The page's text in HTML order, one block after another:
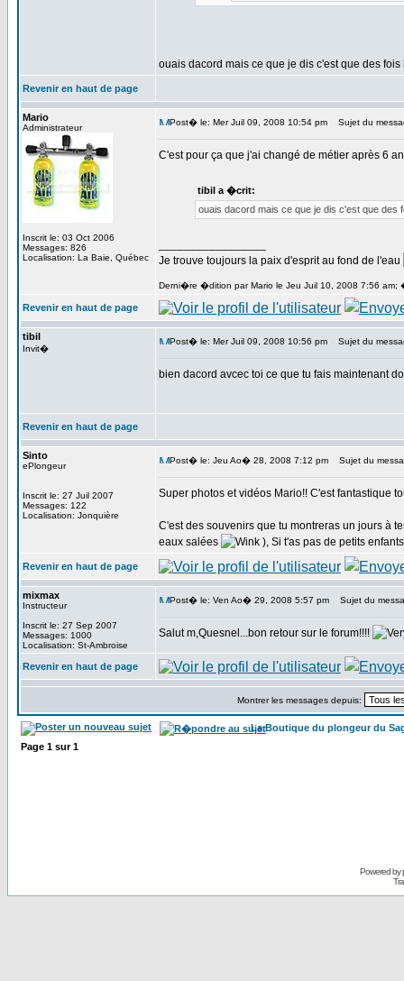
ouais dacord mais ce que je dis c'est que des
Revenir en haut de page
Mario
Administrateur
Inscrit le: 03 Oct 2006
Messages: 826
Localisation: La Baie, Québec
Post� le: Mer Juil 09, 2008 10:54 pm Sujet du
C'est pour ça que j'ai changé de métier après 6
tibil a �crit:
ouais dacord mais ce que je dis c'est que
Je trouve toujours la paix d'esprit au fond de l'eau
Derni�re �dition par Mario le Jeu Juil 10, 2008 7:56
Revenir en haut de page
tibil
Invit�
Post� le: Mer Juil 09, 2008 10:56 pm Sujet du
bien dacord avcec toi ce que tu fais maintenant
Revenir en haut de page
Sinto
ePlongeur
Inscrit le: 27 Juil 2007
Messages: 122
Localisation: Jonquière
Post� le: Jeu Ao� 28, 2008 7:12 pm Sujet du
Super photos et vidéos Mario!! C'est fantastique
C'est des souvenirs que tu montreras un jours à
eaux salées
), Si t'as pas de petits
Revenir en haut de page
mixmax
Instructeur
Inscrit le: 27 Sep 2007
Messages: 1000
Localisation: St-Ambroise
Post� le: Ven Ao� 29, 2008 5:57 pm Sujet du
Salut m,Quesnel...bon retour sur le forum!!!!
Revenir en haut de page
Montrer les messages depuis:
La Boutique du plongeur du
Page 1 sur1
Powered by